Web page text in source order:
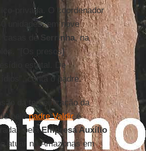
privada. O coordenador
unidades, em nove
casas de
Serrinha, na
“[Os presos]
estatal. De
conta o padre.
da terceirização da
pelopadre Valdiré
pelaEmpresa Auxílio
atuar no Amazonas em